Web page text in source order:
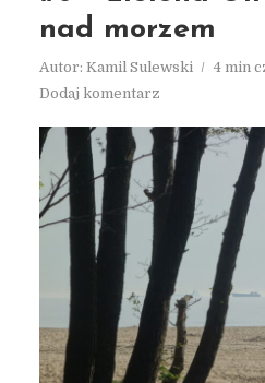
nad morzem
Autor: Kamil Sulewski
4 min
Dodaj komentarz